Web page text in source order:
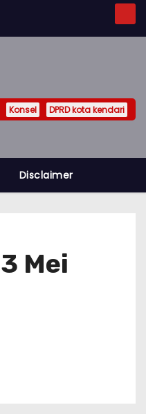
Konsel DPRD kota kendari
Disclaimer
Mei